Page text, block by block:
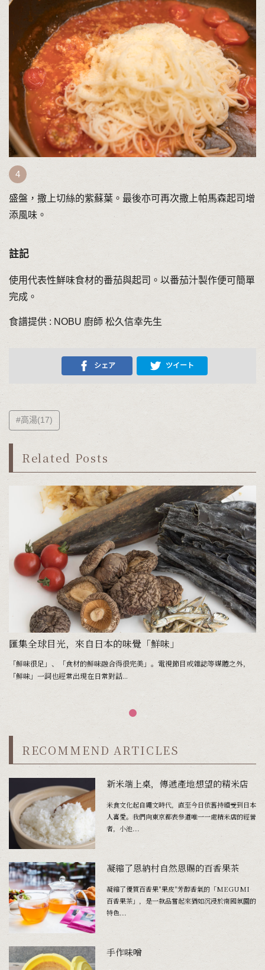
盛盤，撒上切絲的紫蘇葉。最後亦可再次撒上帕馬森起司增
添風味。
註記
使用代表性鮮味食材的番茄與起司。以番茄汁製作便可簡單
完成。
食譜提供 : NOBU 廚師 松久信幸先生
シェア ツイート
#高湯(17)
Related Posts
匯集全球目光，來自日本的味覺「鮮味」
「鮮味很足」、「食材的鮮味融合得很完美」。電視節目或雜誌等媒體之外，
「鮮味」一詞也經常出現在日常對話...
RECOMMEND ARTICLES
新米端上桌，傳遞產地想望的精米店
米食文化起自繩文時代，直至今日依舊持續受到日本
人喜愛。我們向東京都表參道唯一一處精米店的經營
者，小池...
凝縮了恩納村自然恩賜的百香果茶
凝縮了優質百香果"果皮"芳醇香氣的「MEGUMI
百香果茶」，是一款品嘗起來猶如沉浸於南國氛圍的
特色...
手作味噌